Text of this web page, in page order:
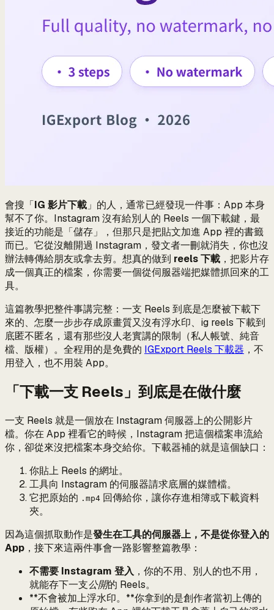
會搜「IG 影片下載 」的人，通常已經發現一件事：App 本身
幫不了你。Instagram 沒有給別人的 Reels 一個下載鍵，最
接近的功能是「儲存」，但那只是把貼文加進 App 裡的書籤
而已。它從沒離開過 Instagram，發文者一刪就消失，你也沒
辦法轉傳給朋友或拿去剪。想真的做到 reels 下載 ，把影片存
成一個真正的檔案，你需要一個從伺服器端把媒體抓回來的工
具。
這篇教學把整件事講完整：一支 Reels 到底是怎麼被下載下
來的、怎麼一步步存成原畫質又沒有浮水印、ig reels 下載到
底匿不匿名，還有那些沒人老實講的限制（私人帳號、純音
檔、版權）。全程用的是免費的 IGExport Reels 下載器 ，不
用登入，也不用裝 App。
「下載一支 Reels」到底是在做什麼
一支 Reels 就是一個放在 Instagram 伺服器上的公開影片
檔。你在 App 裡看它的時候，Instagram 把這個檔案串流給
你，卻從來沒把檔案本身交給你。下載器補的就是這個缺口：
你貼上 Reels 的網址。
工具向 Instagram 的伺服器請求底層的媒體檔。
它把原始的 .mp4 回傳給你，讓你存進相簿或下載資料
夾。
因為這個抓取動作是發生在工具的伺服器上，不是從你登入的
App ，接下來這兩件事會一路影響整篇教學：
不需要 Instagram 登入 ，你的不用、別人的也不用，
就能存下一支公開的 Reels。
**不會被加上浮水印。**你拿到的是創作者當初上傳的